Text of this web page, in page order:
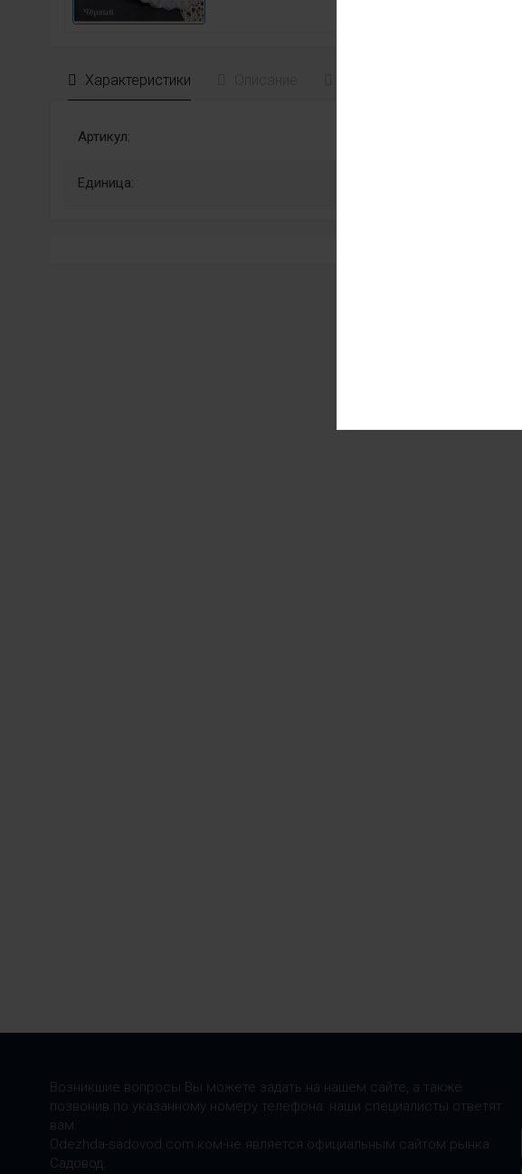
Характеристики
Артикул:
Единица:
Возникшие вопросы Вы можете задать на нашем сайте, а также
позвонив по указанному номеру телефона: наши специалисты ответят
вам.
Odezhda-sadovod.com.ком-не является официальным сайтом рынка
Садовод.